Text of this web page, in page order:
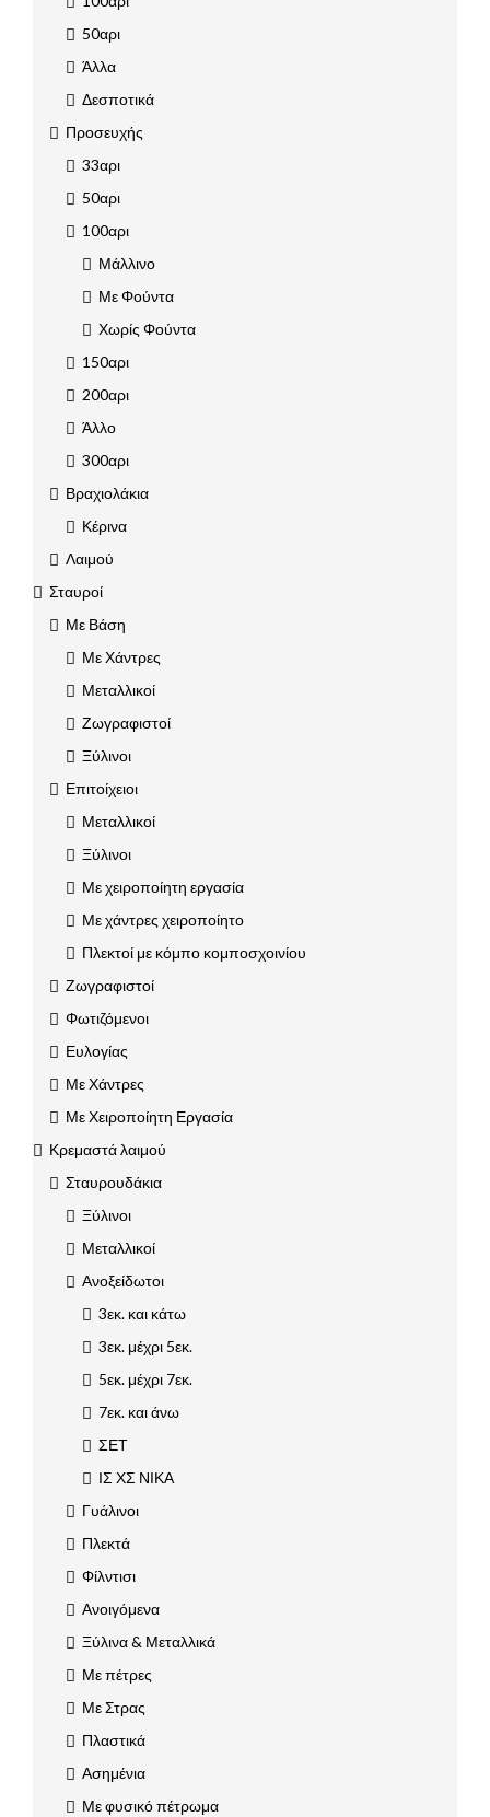
50αρι
Άλλα
Δεσποτικά
Προσευχής
33αρι
50αρι
100αρι
Μάλλινο
Με Φούντα
Χωρίς Φούντα
150αρι
200αρι
Άλλο
300αρι
Βραχιολάκια
Κέρινα
Λαιμού
Σταυροί
Με Βάση
Με Χάντρες
Μεταλλικοί
Ζωγραφιστοί
Ξύλινοι
Επιτοίχειοι
Μεταλλικοί
Ξύλινοι
Με χειροποίητη εργασία
Με χάντρες χειροποίητο
Πλεκτοί με κόμπο κομποσχοινίου
Ζωγραφιστοί
Φωτιζόμενοι
Ευλογίας
Με Χάντρες
Με Χειροποίητη Εργασία
Κρεμαστά λαιμού
Σταυρουδάκια
Ξύλινοι
Μεταλλικοί
Ανοξείδωτοι
3εκ. και κάτω
3εκ. μέχρι 5εκ.
5εκ. μέχρι 7εκ.
7εκ. και άνω
ΣΕΤ
ΙΣ ΧΣ ΝΙΚΑ
Γυάλινοι
Πλεκτά
Φίλντισι
Ανοιγόμενα
Ξύλινα & Μεταλλικά
Με πέτρες
Με Στρας
Πλαστικά
Ασημένια
Με φυσικό πέτρωμα